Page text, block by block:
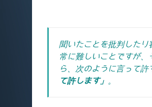
聞いたことを批判した
常に難しいことですが
ら、次のように言って許
て許します」